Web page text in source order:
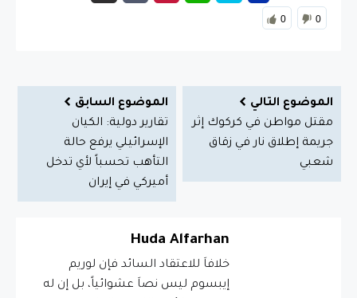
0 0
الموضوع التالي
مقتل مواطن في كركوك إثر
جريمة إطلاق نار في زقاق
شعبي
الموضوع السابق
تقارير دولية: الكيان
الإسرائيلي يرفع حالة
التأهب تحسباً لأي تدخل
أميركي في إيران
Huda Alfarhan
خلافاَ للاعتقاد السائد فإن لوريم
إيبسوم ليس نصاَ عشوائياً، بل إن له